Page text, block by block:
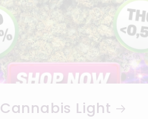
Cannabis Light